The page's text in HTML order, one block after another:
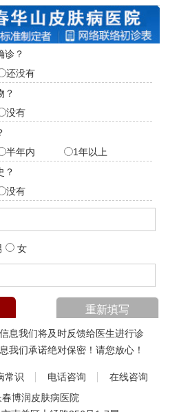
诊？
还没有
？
没有
半年内
1年以上
？
没有
女
息我们将及时反馈给医生进行诊
我们承诺绝对保密！请您放心！
常识 电话咨询
在线咨询
春博润皮肤病医院